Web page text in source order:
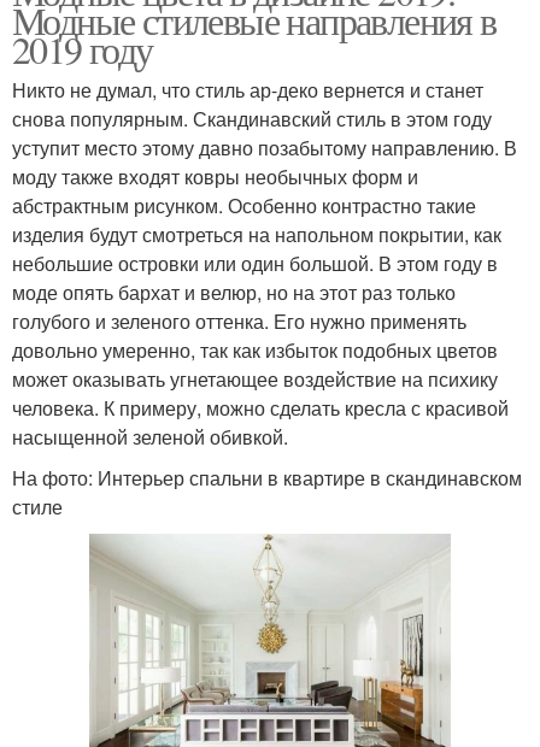
Модные стилевые направления в
2019 году
Никто не думал, что стиль ар-деко вернется и станет
снова популярным. Скандинавский стиль в этом году
уступит место этому давно позабытому направлению. В
моду также входят ковры необычных форм и
абстрактным рисунком. Особенно контрастно такие
изделия будут смотреться на напольном покрытии, как
небольшие островки или один большой. В этом году в
моде опять бархат и велюр, но на этот раз только
голубого и зеленого оттенка. Его нужно применять
довольно умеренно, так как избыток подобных цветов
может оказывать угнетающее воздействие на психику
человека. К примеру, можно сделать кресла с красивой
насыщенной зеленой обивкой.
На фото: Интерьер спальни в квартире в скандинавском
стиле